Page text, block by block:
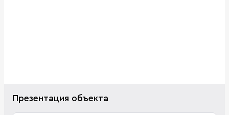
Презентация объекта